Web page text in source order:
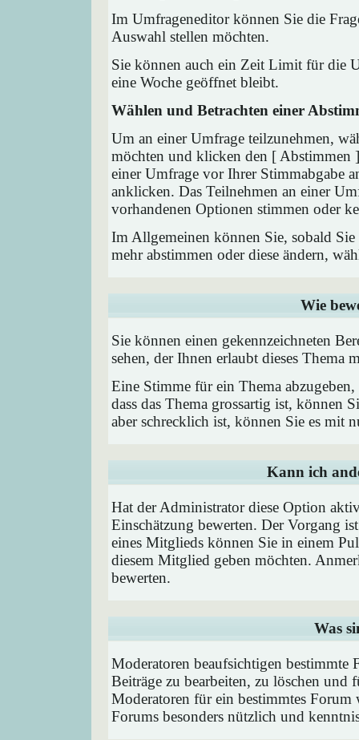
Im Umfrageneditor können Sie die
Auswahl stellen möchten.
Sie können auch ein Zeit Limit für die
eine Woche geöffnet bleibt.
Wählen und Betrachten einer
Um an einer Umfrage teilzunehmen,
möchten und klicken den [ Abstimmen
einer Umfrage vor Ihrer Stimmabgabe
anklicken. Das Teilnehmen an einer
vorhandenen Optionen stimmen oder
Im Allgemeinen können Sie, sobald
mehr abstimmen oder diese ändern,
Wie
Sie können einen gekennzeichneten
sehen, der Ihnen erlaubt dieses Thema
Eine Stimme für ein Thema
dass das Thema grossartig ist, können
aber schrecklich ist, können Sie es mit
Kann ich
Hat der Administrator diese Option
Einschätzung bewerten. Der Vorgang
eines Mitglieds können Sie in einem
diesem Mitglied geben möchten.
bewerten.
Was
Moderatoren beaufsichtigen
Beiträge zu bearbeiten, zu löschen und
Moderatoren für ein bestimmtes Forum
Forums besonders nützlich und